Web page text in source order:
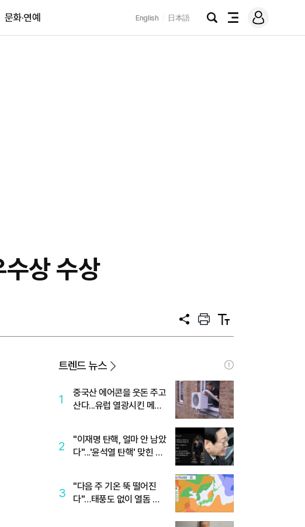
문화·연예 English 日本語
검
전
메
그
상 수상
공
프
트
텍
트
트렌드 뉴스
1
중국산 에어콘을 웃돈 주고
산다...유럽 열광시킨 메이
2
"이재명 탄핵, 얼마 안 남았
다"...'윤석열 탄핵' 맞힌 무
3
"다음 주 기온 뚝 떨어진
다"…태풍도 없이 열돔 박